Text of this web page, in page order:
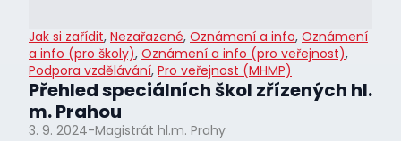
Jak si zařídit, Nezařazené, Oznámení a info, Oznámení
a info (pro školy), Oznámení a info (pro veřejnost),
Podpora vzdělávání, Pro veřejnost (MHMP)
Přehled speciálních škol zřízených hl.
m. Prahou
3. 9. 2024-Magistrát hl.m. Prahy